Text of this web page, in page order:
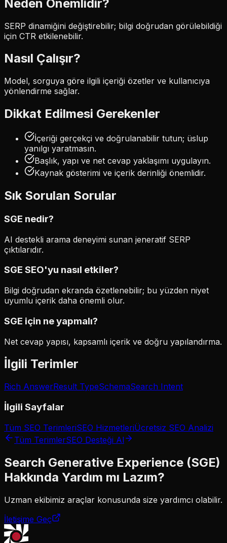
Neden Önemlidir?
SERP dinamiğini değiştirebilir; bilgi doğrudan görülebildiği
için CTR etkilenebilir.
Nasıl Çalışır?
Model, sorguya göre ilgili içeriği özetler ve kullanıcıya
yönlendirme sağlar.
Dikkat Edilmesi Gerekenler
İçeriği gerçekçi ve doğrulanabilir tutun; üslup
yanılgı yaratmasın.
Başlık, yapı ve net cevap yaklaşımı uygulayın.
Kaynak gösterimi ve içerik derinliği önemlidir.
Sık Sorulan Sorular
SGE nedir?
AI destekli arama deneyimi sunan jeneratif SERP
çıktılarıdır.
SGE SEO'yu nasıl etkiler?
Bilgi doğrudan ekranda özetlenebilir; bu yüzden niyet
uyumlu içerik daha önemli olur.
SGE için ne yapmalı?
Net cevap yapısı, kapsamlı içerik ve doğru yapılandırma.
İlgili Terimler
Rich AnswerResult TypeSchemaSearch Intent
İlgili Sayfalar
Tüm SEO TerimleriSEO HizmetleriÜcretsiz SEO Analizi
Tüm TerimlerSEO Desteği Al
Search Generative Experience (SGE)
Hakkında Yardım mı Lazım?
Uzman ekibimiz araçlar konusunda size yardımcı olabilir.
İletişime Geç